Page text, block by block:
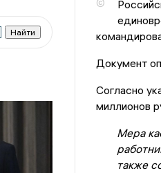
©
Документ
Согласно
миллионов
Мера
также